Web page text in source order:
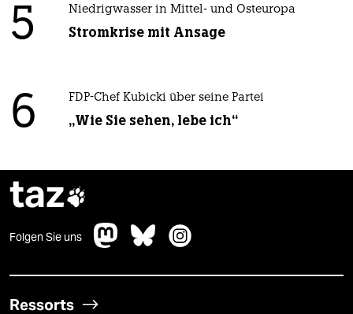
5 Niedrigwasser in Mittel- und Osteuropa
Stromkrise mit Ansage
6 FDP-Chef Kubicki über seine Partei
„Wie Sie sehen, lebe ich“
taz
Folgen Sie uns
Ressorts